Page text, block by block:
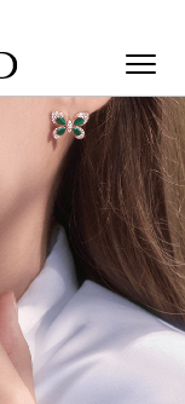
مرحبا بكم في معوّض.
الخيارات أدناه.